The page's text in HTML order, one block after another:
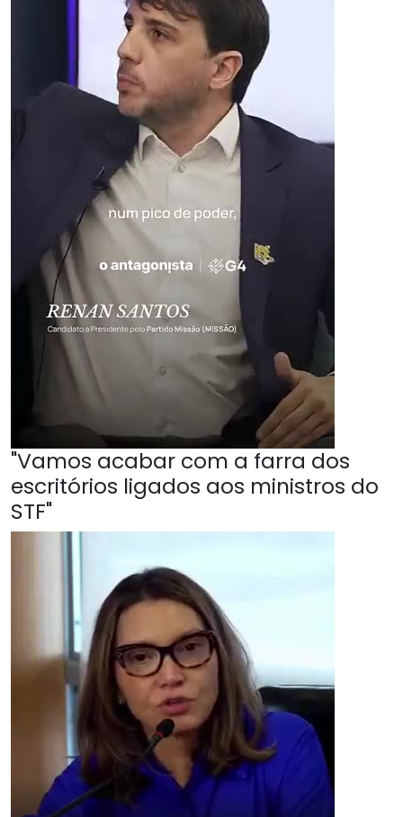
"Vamos acabar com a farra dos
escritórios ligados aos ministros do
STF"